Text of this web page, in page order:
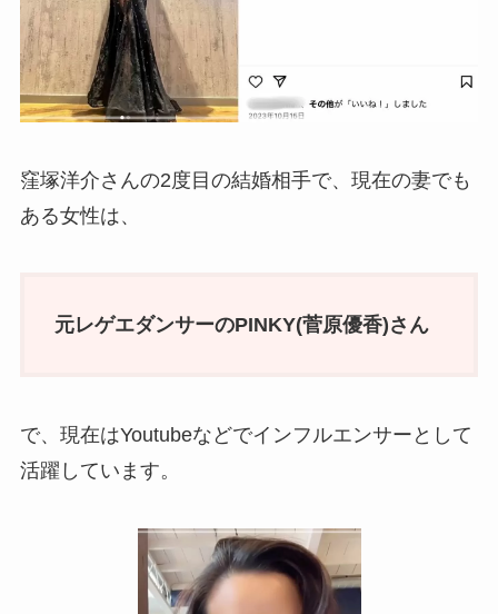
窪塚洋介さんの2度目の結婚相手で、現在の妻でも
ある女性は、
元レゲエダンサーのPINKY(菅原優香)さん
で、現在はYoutubeなどでインフルエンサーとして
活躍しています。